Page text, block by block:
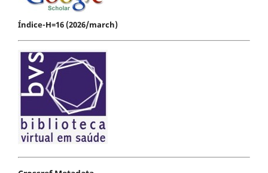
Índice-H=16 (2026/march)